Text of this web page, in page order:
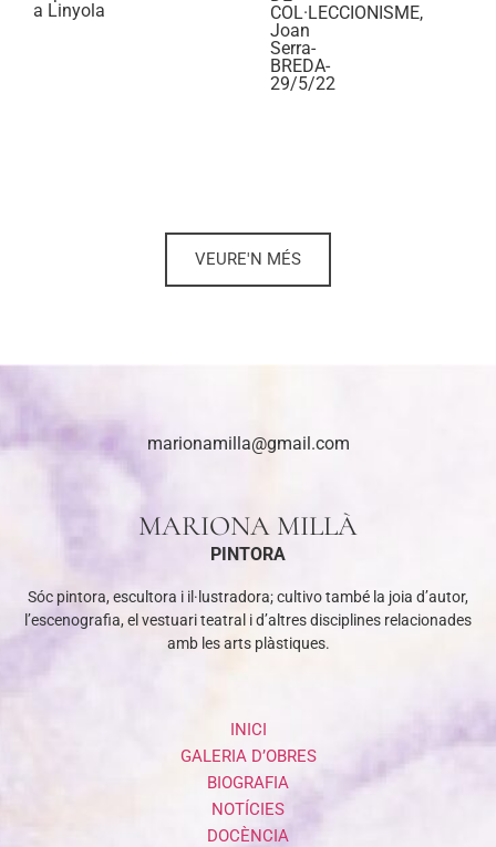
a Linyola
COL·LECCIONISME,
Joan
Serra-
BREDA-
29/5/22
VEURE'N MÉS
marionamilla@gmail.com
MARIONA MILLÀ
PINTORA
Sóc pintora, escultora i il·lustradora; cultivo també la joia d’autor,
l’escenografia, el vestuari teatral i d’altres disciplines relacionades
amb les arts plàstiques.
INICI
GALERIA D’OBRES
BIOGRAFIA
NOTÍCIES
DOCÈNCIA